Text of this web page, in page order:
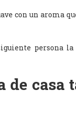
con un aroma
persona
de casa